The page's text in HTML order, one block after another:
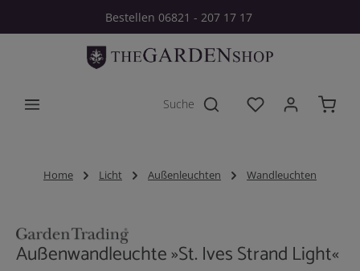
Zum Hauptinhalt springenBestellen 06821 - 207 17 17
Du hast 0
Home Licht Außenleuchten Wandleuchten
Außenwandleuchte »St. Ives Strand Light«